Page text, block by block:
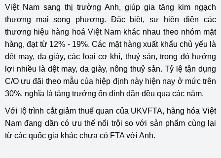
Việt Nam sang thị trường Anh, giúp gia tăng kim ngạch
thương mại song phương. Đặc biệt, sự hiện diện các
thương hiệu hàng hoá Việt Nam khác nhau theo nhóm mặt
hàng, đạt từ 12% - 19%. Các mặt hàng xuất khẩu chủ yếu là
dệt may, da giày, các loại cơ khí, thuỷ sản, trong đó hưởng
lợi nhiều là dệt may, da giày, nông thuỷ sản. Tỷ lệ tận dụng
C/O ưu đãi theo mẫu của hiệp định này hiện nay ở mức trên
30%, nghĩa là tăng trưởng ổn định dần đều qua các năm.
Với lộ trình cắt giảm thuế quan của UKVFTA, hàng hóa Việt
Nam đang dần có ưu thế nổi trội so với sản phẩm cùng lại
từ các quốc gia khác chưa có FTA với Anh.